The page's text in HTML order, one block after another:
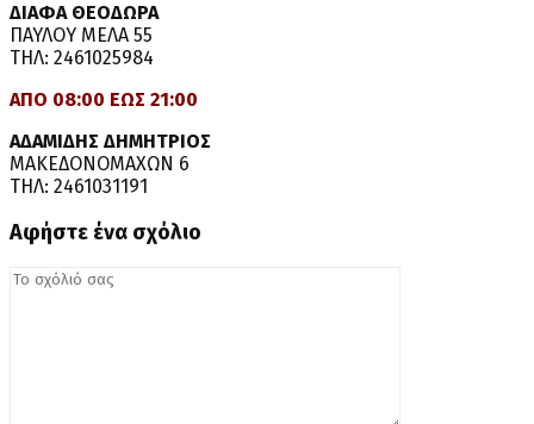
ΔΙΑΦΑ ΘΕΟΔΩΡΑ
ΠΑΥΛΟΥ ΜΕΛΑ 55
ΤΗΛ: 2461025984
ΑΠΟ 08:00 ΕΩΣ 21:00
ΑΔΑΜΙΔΗΣ ΔΗΜΗΤΡΙΟΣ
ΜΑΚΕΔΟΝΟΜΑΧΩΝ 6
ΤΗΛ: 2461031191
Αφήστε ένα σχόλιο